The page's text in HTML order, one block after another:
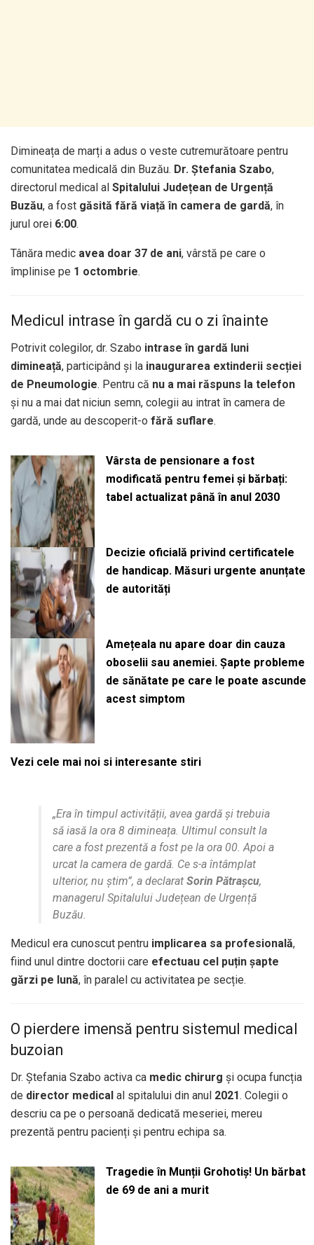
Dimineața de marți a adus o veste cutremurătoare pentru
comunitatea medicală din Buzău. Dr. Ștefania Szabo,
directorul medical al Spitalului Județean de Urgență
Buzău, a fost găsită fără viață în camera de gardă, în
jurul orei 6:00.
Tânăra medic avea doar 37 de ani, vârstă pe care o
împlinise pe 1 octombrie.
Medicul intrase în gardă cu o zi înainte
Potrivit colegilor, dr. Szabo intrase în gardă luni
dimineață, participând și la inaugurarea extinderii secției
de Pneumologie. Pentru că nu a mai răspuns la telefon
și nu a mai dat niciun semn, colegii au intrat în camera de
gardă, unde au descoperit-o fără suflare.
Vârsta de pensionare a fost
modificată pentru femei și bărbați:
tabel actualizat până în anul 2030
Decizie oficială privind certificatele
de handicap. Măsuri urgente anunțate
de autorități
Amețeala nu apare doar din cauza
oboselii sau anemiei. Șapte probleme
de sănătate pe care le poate ascunde
acest simptom
Vezi cele mai noi si interesante stiri
„Era în timpul activității, avea gardă și trebuia
să iasă la ora 8 dimineața. Ultimul consult la
care a fost prezentă a fost pe la ora 00. Apoi a
urcat la camera de gardă. Ce s-a întâmplat
ulterior, nu știm”, a declarat Sorin Pătrașcu,
managerul Spitalului Județean de Urgență
Buzău.
Medicul era cunoscut pentru implicarea sa profesională,
fiind unul dintre doctorii care efectuau cel puțin șapte
gărzi pe lună, în paralel cu activitatea pe secție.
O pierdere imensă pentru sistemul medical
buzoian
Dr. Ștefania Szabo activa ca medic chirurg și ocupa funcția
de director medical al spitalului din anul 2021. Colegii o
descriu ca pe o persoană dedicată meseriei, mereu
prezentă pentru pacienți și pentru echipa sa.
Tragedie în Munții Grohotiș! Un bărbat
de 69 de ani a murit